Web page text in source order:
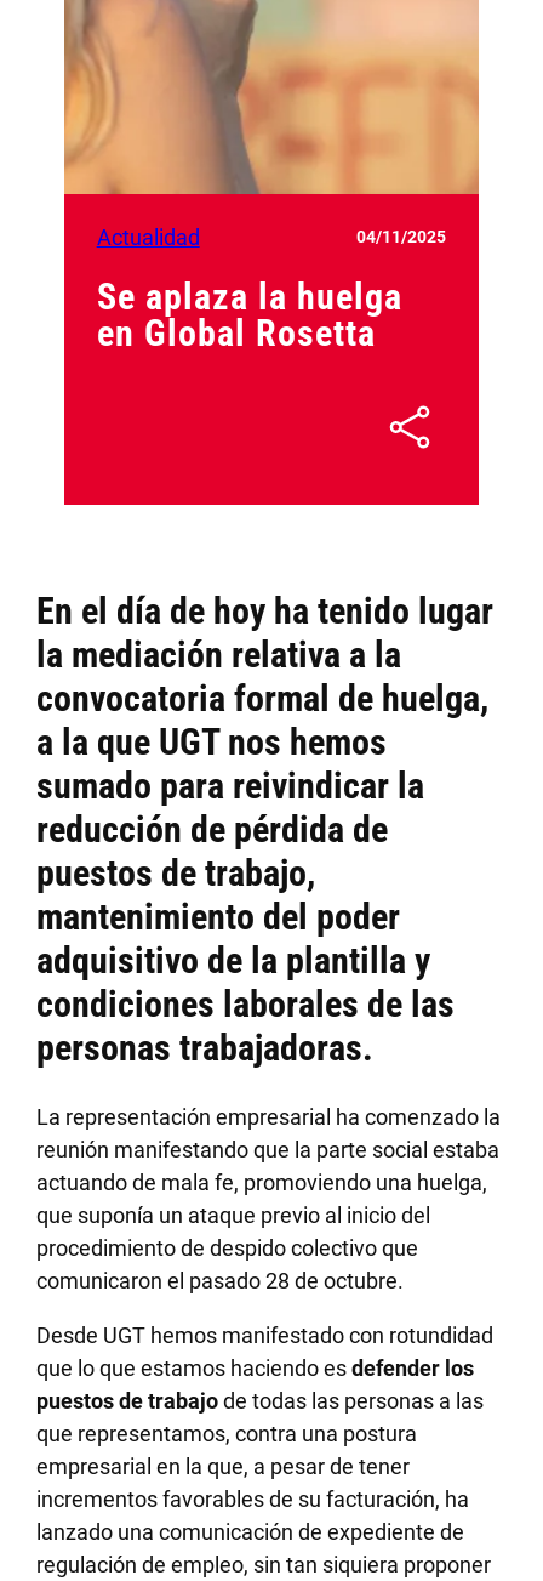
Actualidad 04/11/2025
Se aplaza la huelga
en Global Rosetta
En el día de hoy ha tenido lugar
la mediación relativa a la
convocatoria formal de huelga,
a la que UGT nos hemos
sumado para reivindicar la
reducción de pérdida de
puestos de trabajo,
mantenimiento del poder
adquisitivo de la plantilla y
condiciones laborales de las
personas trabajadoras.
La representación empresarial ha comenzado la
reunión manifestando que la parte social estaba
actuando de mala fe, promoviendo una huelga,
que suponía un ataque previo al inicio del
procedimiento de despido colectivo que
comunicaron el pasado 28 de octubre.
Desde UGT hemos manifestado con rotundidad
que lo que estamos haciendo esdefender los
puestos de trabajode todas las personas a las
que representamos, contra una postura
empresarial en la que, a pesar de tener
incrementos favorables de su facturación, ha
lanzado una comunicación de expediente de
regulación de empleo, sin tan siquiera proponer